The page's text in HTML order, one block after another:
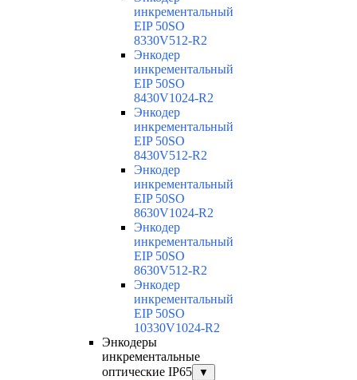
инкрементальный
EIP 50SO
8330V512-R2
Энкодер
инкрементальный
EIP 50SO
8430V1024-R2
Энкодер
инкрементальный
EIP 50SO
8430V512-R2
Энкодер
инкрементальный
EIP 50SO
8630V1024-R2
Энкодер
инкрементальный
EIP 50SO
8630V512-R2
Энкодер
инкрементальный
EIP 50SO
10330V1024-R2
Энкодеры
инкрементальные
оптические IP65
▼